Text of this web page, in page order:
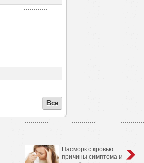
Все
Насморк с кровью:
причины симптома и